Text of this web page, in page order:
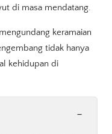
di masa mendatang.
keramaian
tidak hanya
kehidupan di
-